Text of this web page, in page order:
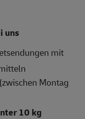
uns
mit
(zwischen Montag
10 kg